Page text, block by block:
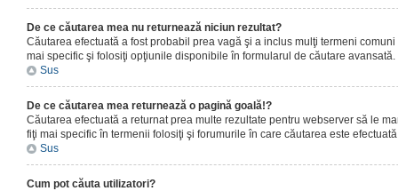
De ce căutarea mea nu returnează niciun rezultat?
Căutarea efectuată a fost probabil prea vagă şi a inclus mulţi termeni
mai specific şi folosiţi opţiunile disponibile în formularul de căutare avansată.
Sus
De ce căutarea mea returnează o pagină goală!?
Căutarea efectuată a returnat prea multe rezultate pentru webserver să le
fiţi mai specific în termenii folosiţi şi forumurile în care căutarea este
Sus
Cum pot căuta utilizatori?